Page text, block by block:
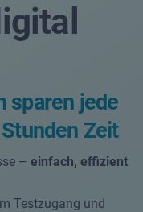
sparen jede
Zeit
– einfach, effizient
Testzugang und